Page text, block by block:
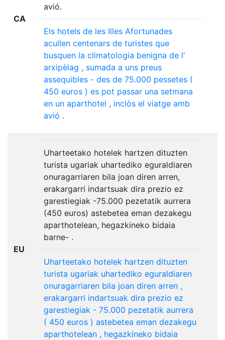
CA
avió.
Els hotels de les Illes Afortunades
acullen centenars de turistes que
busquen la climatologia benigna de l'
arxipèlag , sumada a uns preus
assequibles - des de 75.000 pessetes (
450 euros ) es pot passar una setmana
en un aparthotel , inclòs el viatge amb
avió .
EU
Uharteetako hotelek hartzen dituzten
turista ugariak uhartediko eguraldiaren
onuragarriaren bila joan diren arren,
erakargarri indartsuak dira prezio ez
garestiegiak -75.000 pezetatik aurrera
(450 euros) astebetea eman dezakegu
aparthotelean, hegazkineko bidaia
barne- .
Uharteetako hotelek hartzen dituzten
turista ugariak uhartediko eguraldiaren
onuragarriaren bila joan diren arren ,
erakargarri indartsuak dira prezio ez
garestiegiak - 75.000 pezetatik aurrera
( 450 euros ) astebetea eman dezakegu
aparthotelean , hegazkineko bidaia